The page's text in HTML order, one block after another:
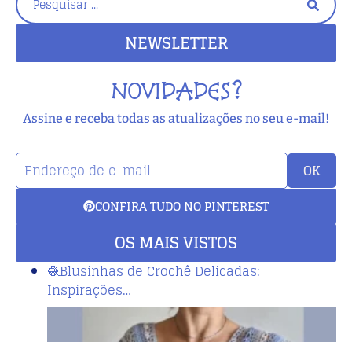
NEWSLETTER
NOVIDADES?
Assine e receba todas as atualizações no seu e-mail!
OK
CONFIRA TUDO NO PINTEREST
OS MAIS VISTOS
🧶Blusinhas de Crochê Delicadas:
Inspirações…